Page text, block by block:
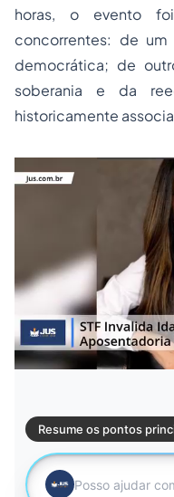
horas, o evento
concorrentes: de
democrática; de
soberania e da
historicamente